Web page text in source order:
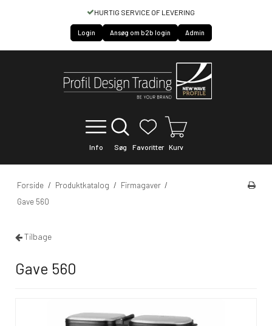
HURTIG SERVICE OF LEVERING
Login Ansøg om b2b login Admin
Info Søg Favoritter Kurv
Forside / Produktkatalog / Firmagaver /
Gave 560
Tilbage
Gave 560